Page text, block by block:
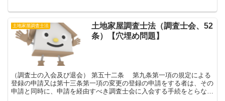
土地家屋調査士法
土地家屋調査士法（調査士会、52
条）【穴埋め問題】
（調査士の入会及び退会） 第五十二条 第九条第一項の規定による
登録の申請又は第十三条第一項の変更の登録の申請をする者は、その
申請と同時に、申請を経由すべき調査士会に入会する手続をとらなけ